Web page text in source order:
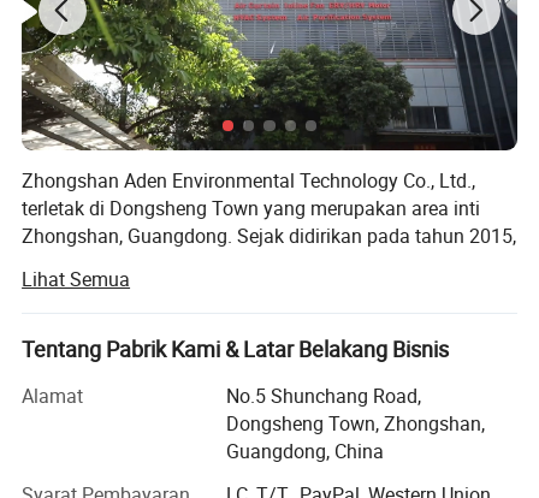
Zhongshan Aden Environmental Technology Co., Ltd.,
terletak di Dongsheng Town yang merupakan area inti
Zhongshan, Guangdong. Sejak didirikan pada tahun 2015,
pengembangan, produksi, penjualan dan pelayanan E R V
/ H R V, tirai udara, kipas ventilasi, dan sistem pemurnian
udara.
Aden memperhatikan pentingnya menyerap dan
memperkenalkan teknologi canggih, ada bengkel kerja
profesional untuk perakitan.
Lihat Semua
Tentang Pabrik Kami & Latar Belakang Bisnis
Alamat
No.5 Shunchang Road,
Dongsheng Town, Zhongshan,
Guangdong, China